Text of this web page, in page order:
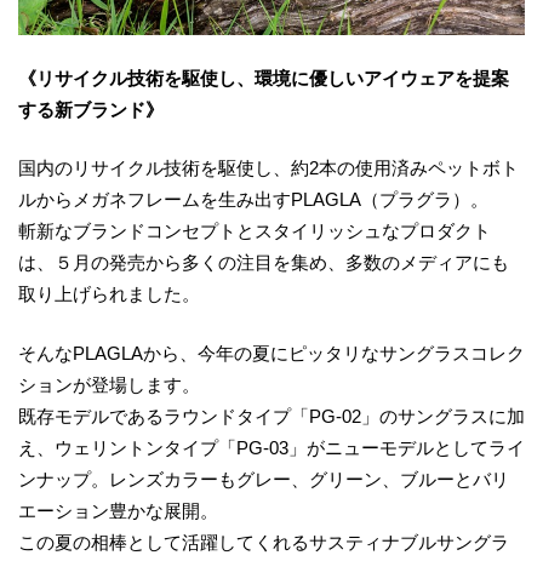
《リサイクル技術を駆使し、環境に優しいアイウェアを提案
する新ブランド》
国内のリサイクル技術を駆使し、約2本の使用済みペットボト
ルからメガネフレームを生み出すPLAGLA（プラグラ）。
斬新なブランドコンセプトとスタイリッシュなプロダクト
は、５月の発売から多くの注目を集め、多数のメディアにも
取り上げられました。
そんなPLAGLAから、今年の夏にピッタリなサングラスコレク
ションが登場します。
既存モデルであるラウンドタイプ「PG-02」のサングラスに加
え、ウェリントンタイプ「PG-03」がニューモデルとしてライ
ンナップ。レンズカラーもグレー、グリーン、ブルーとバリ
エーション豊かな展開。
この夏の相棒として活躍してくれるサスティナブルサングラ